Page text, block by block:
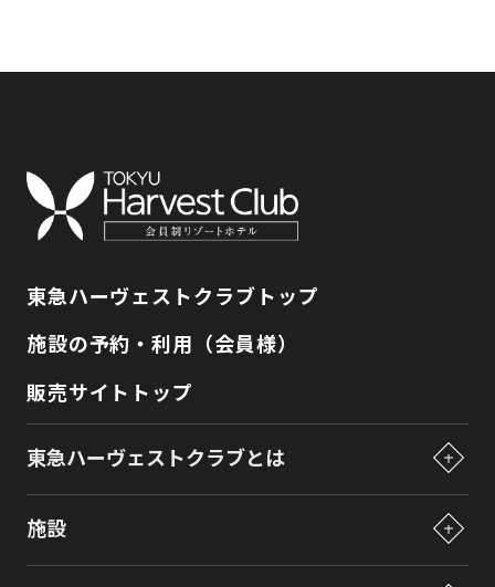
東急ハーヴェストクラブトップ
施設の予約・利用（会員様）
販売サイトトップ
東急ハーヴェストクラブとは
施設